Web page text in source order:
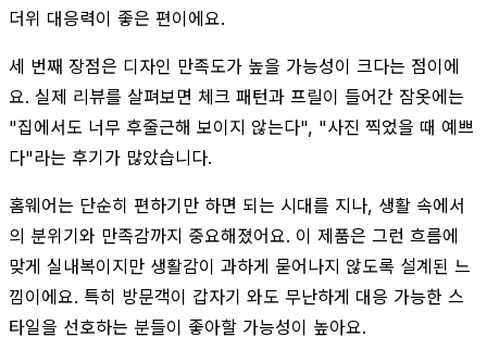
더위 대응력이 좋은 편이에요.
세 번째 장점은 디자인 만족도가 높을 가능성이 크다는 점이에
요. 실제 리뷰를 살펴보면 체크 패턴과 프릴이 들어간 잠옷에는
"집에서도 너무 후줄근해 보이지 않는다", "사진 찍었을 때 예쁘
다"라는 후기가 많았습니다.
홈웨어는 단순히 편하기만 하면 되는 시대를 지나, 생활 속에서
의 분위기와 만족감까지 중요해졌어요. 이 제품은 그런 흐름에
맞게 실내복이지만 생활감이 과하게 묻어나지 않도록 설계된 느
낌이에요. 특히 방문객이 갑자기 와도 무난하게 대응 가능한 스
타일을 선호하는 분들이 좋아할 가능성이 높아요.